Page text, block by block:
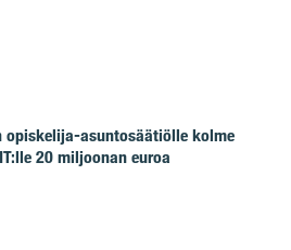
opiskelija-asuntosäätiölle kolme
20 miljoonan euroa